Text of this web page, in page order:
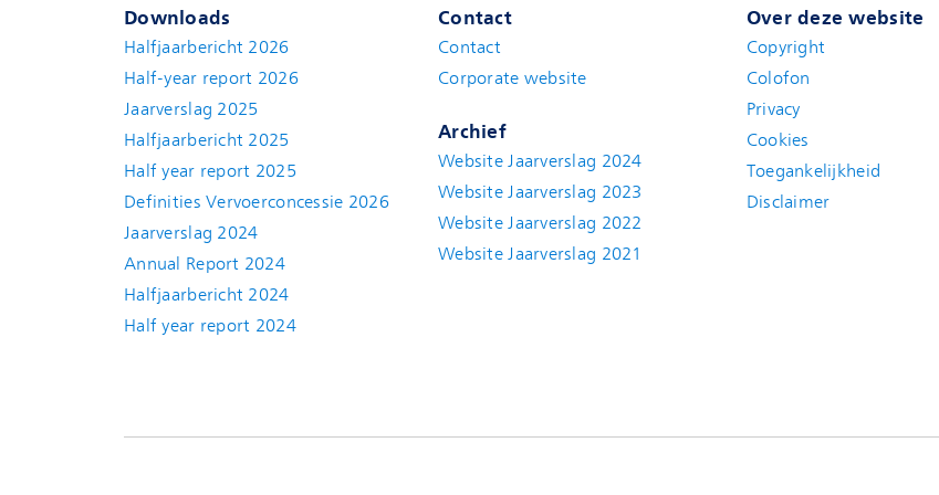
Downloads
Halfjaarbericht 2026
Half-year report 2026
Jaarverslag 2025
Halfjaarbericht 2025
Half year report 2025
Definities Vervoerconcessie 2026
Jaarverslag 2024
Annual Report 2024
Halfjaarbericht 2024
Half year report 2024(new window)
Contact
Contact(new window)
Corporate website
Archief
Website Jaarverslag 2024
Website Jaarverslag 2023
Website Jaarverslag 2022
Website Jaarverslag 2021
Over deze website
Copyright
Colofon
Privacy
Cookies
Toegankelijkheid
Disclaimer